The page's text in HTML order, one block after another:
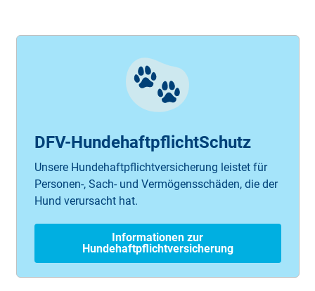
DFV-HundehaftpflichtSchutz
Unsere Hundehaftpflichtversicherung leistet für
Personen-, Sach- und Vermögensschäden, die der
Hund verursacht hat.
Informationen zur
Hundehaftpflichtversicherung